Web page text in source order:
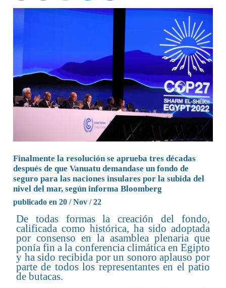
Finalmente la resolución se aprueba tres décadas
después de que Vanuatu demandase un fondo de
seguro para las naciones insulares por la subida del
nivel del mar, según informa Bloomberg
publicado en 20 / Nov / 22
De todas formas la creación del fondo,
calificada como histórica, ha sido adoptada
por consenso en la asamblea plenaria que
ponía fin a la conferencia climática en Egipto
y ha sido recibida por un sonoro aplauso por
parte de todos los representantes en el patio
de butacas.